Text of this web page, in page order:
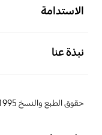
الاستدامة
نبذة عنا
حقوق الطبع والنسخ 1995-2026 سامسونج. جميع الحقوق محفوظة.